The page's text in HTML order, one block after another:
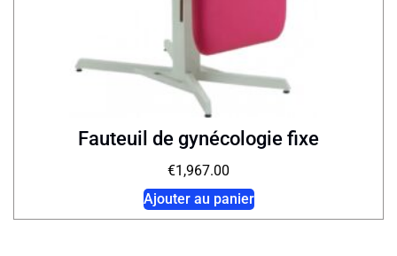
Fauteuil de gynécologie fixe
€1,967.00
Ajouter au panier